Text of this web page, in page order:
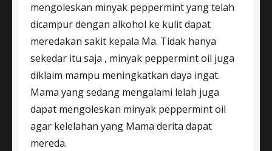
mengoleskan minyak peppermint yang telah
dicampur dengan alkohol ke kulit dapat
meredakan sakit kepala Ma. Tidak hanya
sekedar itu saja , minyak peppermint oil juga
diklaim mampu meningkatkan daya ingat.
Mama yang sedang mengalami lelah juga
dapat mengoleskan minyak peppermint oil
agar kelelahan yang Mama derita dapat
mereda.